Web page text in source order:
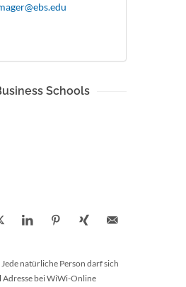
Schools
Jede natürliche Person darf sich
Adresse bei WiWi-Online